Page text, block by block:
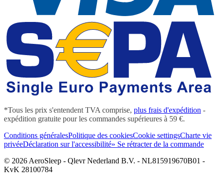
*Tous les prix s'entendent TVA comprise, plus frais d'expédition -
expédition gratuite pour les commandes supérieures à 59 €.
Conditions généralesPolitique des cookiesCookie settingsCharte vie
privéeDéclaration sur l'accessibilité» Se rétracter de la commande
© 2026 AeroSleep - Qlevr Nederland B.V. - NL815919670B01 -
KvK 28100784